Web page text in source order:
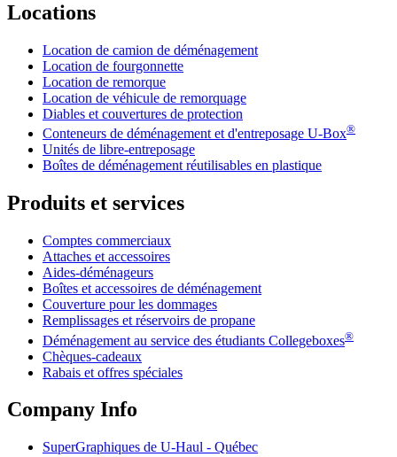
Locations
Location de camion de déménagement
Location de fourgonnette
Location de remorque
Location de véhicule de remorquage
Diables et couvertures de protection
Conteneurs de déménagement et d'entreposage U-Box®
Unités de libre-entreposage
Boîtes de déménagement réutilisables en plastique
Produits et services
Comptes commerciaux
Attaches et accessoires
Aides-déménageurs
Boîtes et accessoires de déménagement
Couverture pour les dommages
Remplissages et réservoirs de propane
Déménagement au service des étudiants Collegeboxes®
Chèques-cadeaux
Rabais et offres spéciales
Company Info
SuperGraphiques de U-Haul - Québec